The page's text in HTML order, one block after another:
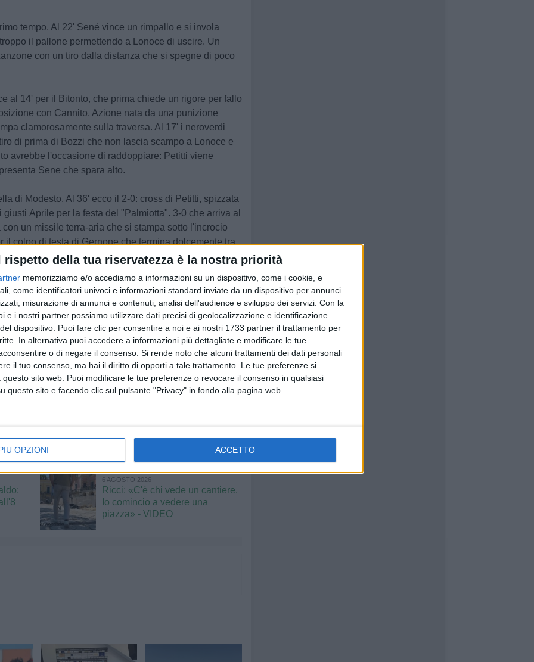
rispetto della tua riservatezza è la nostra priorità
memorizziamo e/o accediamo a informazioni su un dispositivo, come i cookie, e
come identificatori univoci e informazioni standard inviate da un dispositivo per annunci
misurazione di annunci e contenuti, analisi dell'audience e sviluppo dei servizi. Con la
e i nostri partner possiamo utilizzare dati precisi di geolocalizzazione e identificazione
dispositivo. Puoi fare clic per consentire a noi e ai nostri 1733 partner il trattamento per
In alternativa puoi accedere a informazioni più dettagliate e modificare le tue
o di negare il consenso. Si rende noto che alcuni trattamenti dei dati personali
il tuo consenso, ma hai il diritto di opporti a tale trattamento. Le tue preferenze si
sito web. Puoi modificare le tue preferenze o revocare il consenso in qualsiasi
questo sito e facendo clic sul pulsante "Privacy" in fondo alla pagina web.
OPZIONI ACCETTO
tempo. Al 22' Sené vince un rimpallo e si invola
il pallone permettendo a Lonoce di uscire. Un
con un tiro dalla distanza che si spegne di poco
al 14' per il Bitonto, che prima chiede un rigore per fallo
con Cannito. Azione nata da una punizione
clamorosamente sulla traversa. Al 17' i neroverdi
di prima di Bozzi che non lascia scampo a Lonoce e
avrebbe l'occasione di raddoppiare: Petitti viene
Sene che spara alto.
di Modesto. Al 36' ecco il 2-0: cross di Petitti, spizzata
giusti Aprile per la festa del "Palmiotta". 3-0 che arriva al
un missile terra-aria che si stampa sotto l'incrocio
colpo di testa di Gernone che termina dolcemente tra
86′ Lacassia)
Cannito, Sene (38′ st Demichele), Lacassia, Lavoratti,
Bozzi (45′ st Trofo), Aprile (42′ st Tedone). A disp.:
Modesto.
Prekducaj, Zaccaria, Gernone, Zizzi, Loseto
Ramos, Lanzone (33′ st Galano). A disp.:
All.:Anaclerio.
6 AGOSTO 2026
Ricci: «C'è chi vede un cantiere.
Io comincio a vedere una
piazza» - VIDEO